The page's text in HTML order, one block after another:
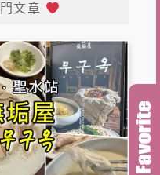
文章